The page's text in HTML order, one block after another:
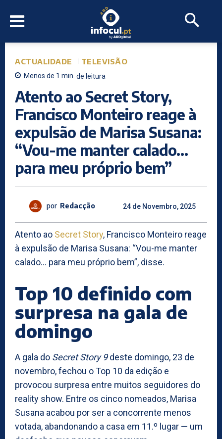
ACTUALIDADE TELEVISÃO
Menos de 1 min. de leitura
Atento ao Secret Story,
Francisco Monteiro reage à
expulsão de Marisa Susana:
“Vou-me manter calado…
para meu próprio bem”
por Redacção 24 de Novembro, 2025
Atento ao Secret Story, Francisco Monteiro reage
à expulsão de Marisa Susana: “Vou-me manter
calado… para meu próprio bem”, disse.
Top 10 definido com
surpresa na gala de
domingo
A gala do Secret Story 9deste domingo, 23 de
novembro, fechou o Top 10 da edição e
provocou surpresa entre muitos seguidores do
reality show. Entre os cinco nomeados, Marisa
Susana acabou por ser a concorrente menos
votada, abandonando a casa em 11.º lugar — um